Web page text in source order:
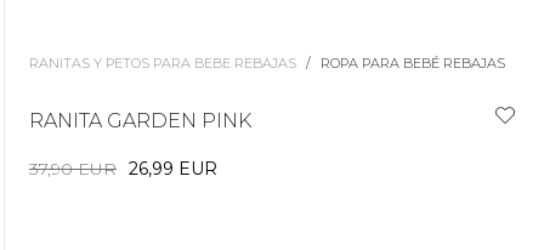
RANITAS Y PETOS PARA BEBE REBAJAS / ROPA PARA BEBÉ REBAJAS
RANITA GARDEN PINK
37,90 EUR 26,99 EUR